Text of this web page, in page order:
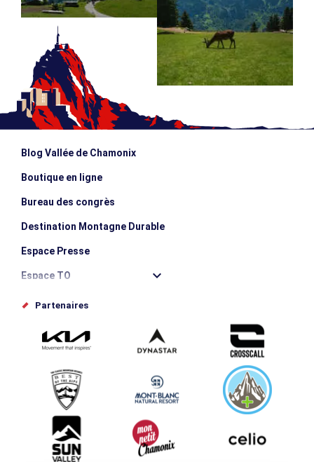
Blog Vallée de Chamonix
Boutique en ligne
Bureau des congrès
Destination Montagne Durable
Espace Presse
Espace TO
Offices de tourisme
Proposez votre évènement
Service groupes et séminaires
Téléchargements
Tourisme et handicap
Partenaires